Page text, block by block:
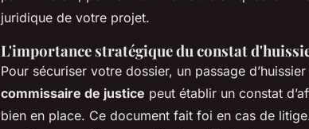
juridique de votre projet.
L'importance stratégique du constat
Pour sécuriser votre dossier, un passage
commissaire de justice peut établir un constat
bien en place. Ce document fait foi en cas de